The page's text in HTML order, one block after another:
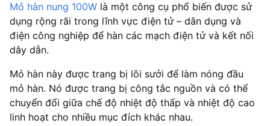
Mỏ hàn nung 100W là một công cụ phổ biến được sử
dụng rộng rãi trong lĩnh vực điện tử – dân dụng và
điện công nghiệp để hàn các mạch điện tử và kết nối
dây dẫn.
Mỏ hàn này được trang bị lõi sưởi để làm nóng đầu
mỏ hàn. Nó được trang bị công tắc nguồn và có thể
chuyển đổi giữa chế độ nhiệt độ thấp và nhiệt độ cao
linh hoạt cho nhiều mục đích khác nhau.